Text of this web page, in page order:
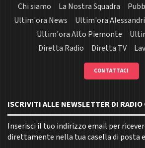
Chi siamo La Nostra Squadra
Ultim'ora News
Ultim'ora
Ultim'ora Alto Piemonte
Diretta Radio
Diretta TV
CONTATTACI
ISCRIVITI ALLE NEWSLETTER DI RADIO
Inserisci il tuo indirizzo email per
direttamente nella tua casella di posta